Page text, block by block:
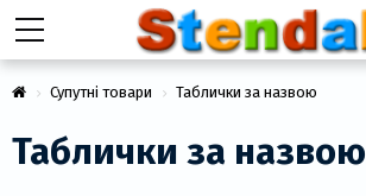
Супутні товари Таблички за назвою
Таблички за назвою